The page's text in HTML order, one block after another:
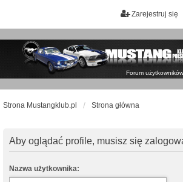
Zarejestruj się
Forum
Strona Mustangklub.pl Strona główna
Aby oglądać profile, musisz się
Nazwa użytkownika: